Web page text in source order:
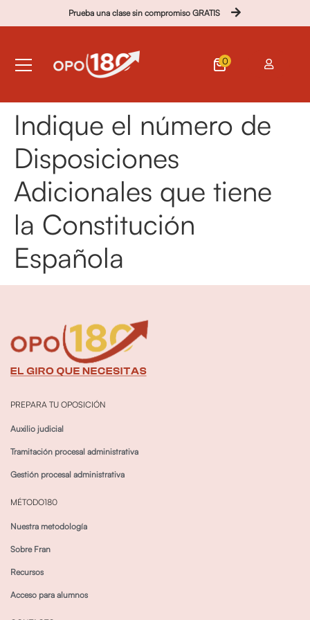
Prueba una clase sin compromiso GRATIS
0
Indique el número de
Disposiciones
Adicionales que tiene
la Constitución
Española
PREPARA TU OPOSICIÓN
Auxilio judicial
Tramitación procesal administrativa
Gestión procesal administrativa
MÉTODO180
Nuestra metodología
Sobre Fran
Recursos
Acceso para alumnos